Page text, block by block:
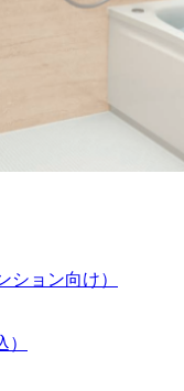
ション向け）
）